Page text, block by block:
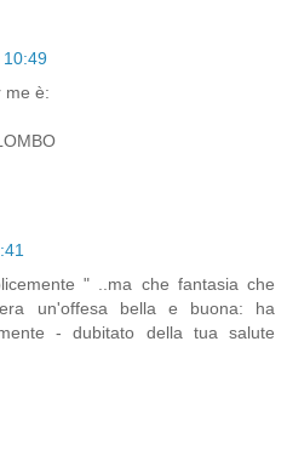
10:49
me è:
" ..ma che fantasia che
un'offesa bella e buona: ha
- dubitato della tua salute